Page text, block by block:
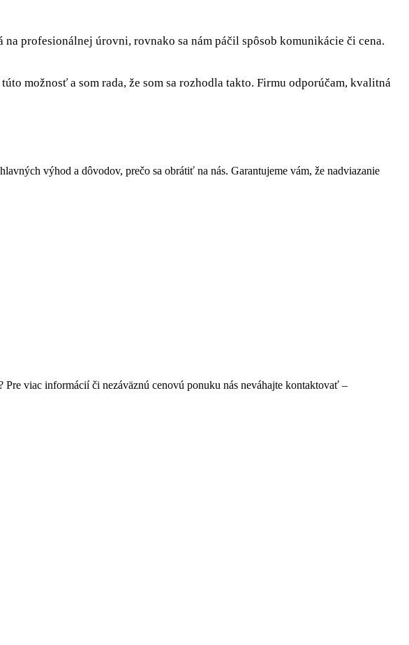
profesionálnej úrovni, rovnako sa nám páčil spôsob komunikácie či cena.
možnosť a som rada, že som sa rozhodla takto. Firmu odporúčam, kvalitná
výhod a dôvodov, prečo sa obrátiť na nás. Garantujeme vám, že nadviazanie
viac informácií či nezáväznú cenovú ponuku nás neváhajte kontaktovať –